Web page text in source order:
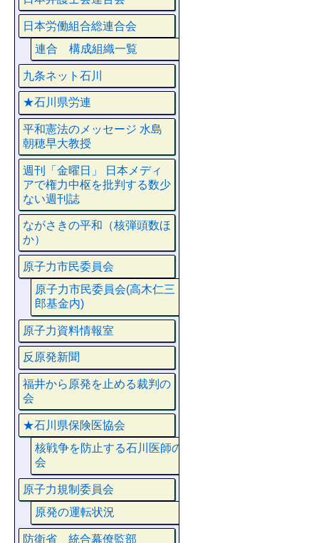
日本労働組合総連合会
連合 構成組織一覧
九条ネット石川
★石川県労連
平和憲法のメッセージ 水島
朝穂早大教授
週刊「金曜日」 日本メディ
アで権力中枢を批判する数少
ない週刊誌
ながさきの平和（核弾頭数ほ
か）
原子力市民委員会
原子力市民委員会(高木仁三
郎基金内)
原子力資料情報室
反原発新聞
福井から原発を止める裁判の
会
★石川県保険医協会
核戦争を防止する石川医師の
会
原子力規制委員会
原発の運転状況
防衛省 統合幕僚監部